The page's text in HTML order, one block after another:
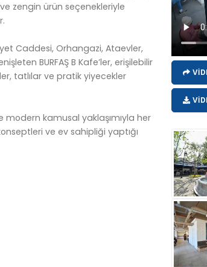
ve zengin ürün seçenekleriyle
Caddesi, Orhangazi, Ataevler,
BURFAŞ B Kafe’ler, erişilebilir
tatlılar ve pratik yiyecekler
modern kamusal yaklaşımıyla her
ve ev sahipliği yaptığı